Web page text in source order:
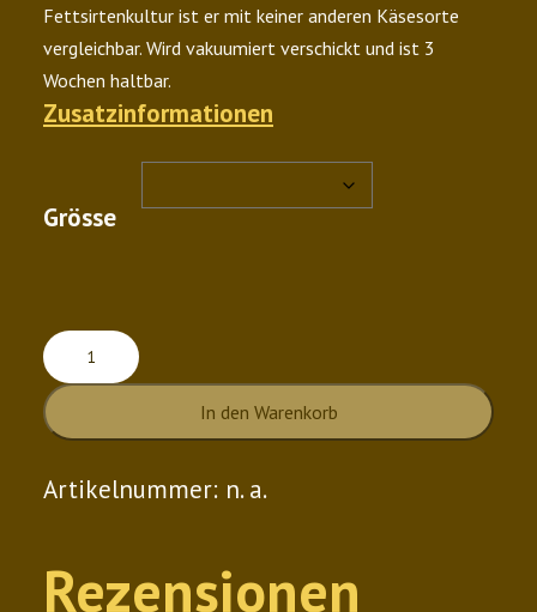
Fettsirtenkultur ist er mit keiner anderen Käsesorte
vergleichbar. Wird vakuumiert verschickt und ist 3
Wochen haltbar.
Zusatzinformationen
Grösse
Bachthal
super
surchoix
In den Warenkorb
Artikelnummer: n. a.
Rezensionen